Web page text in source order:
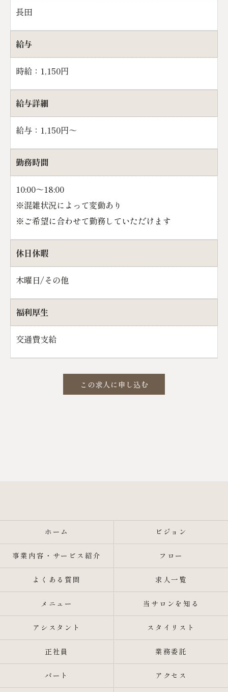
長田
給与
時給：1,150円
給与詳細
給与：1,150円～
勤務時間
10:00～18:00
※混雑状況によって変動あり
※ご希望に合わせて勤務していただけます
休日休暇
木曜日/その他
福利厚生
交通費支給
この求人に申し込む
ホーム ビジョン
事業内容・サービス紹介 フロー
よくある質問 求人一覧
メニュー 当サロンを知る
アシスタント スタイリスト
正社員 業務委託
パート アクセス